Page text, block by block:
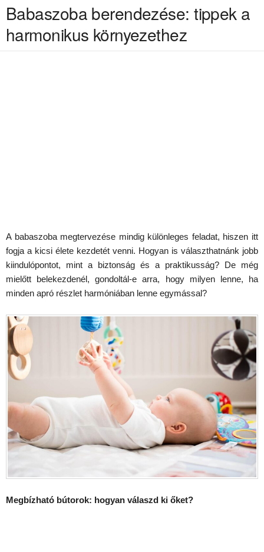
Babaszoba berendezése: tippek a
harmonikus környezethez
A babaszoba megtervezése mindig különleges feladat, hiszen itt
fogja a kicsi élete kezdetét venni. Hogyan is választhatnánk jobb
kiindulópontot, mint a biztonság és a praktikusság? De még
mielőtt belekezdenél, gondoltál-e arra, hogy milyen lenne, ha
minden apró részlet harmóniában lenne egymással?
Megbízható bútorok: hogyan válaszd ki őket?